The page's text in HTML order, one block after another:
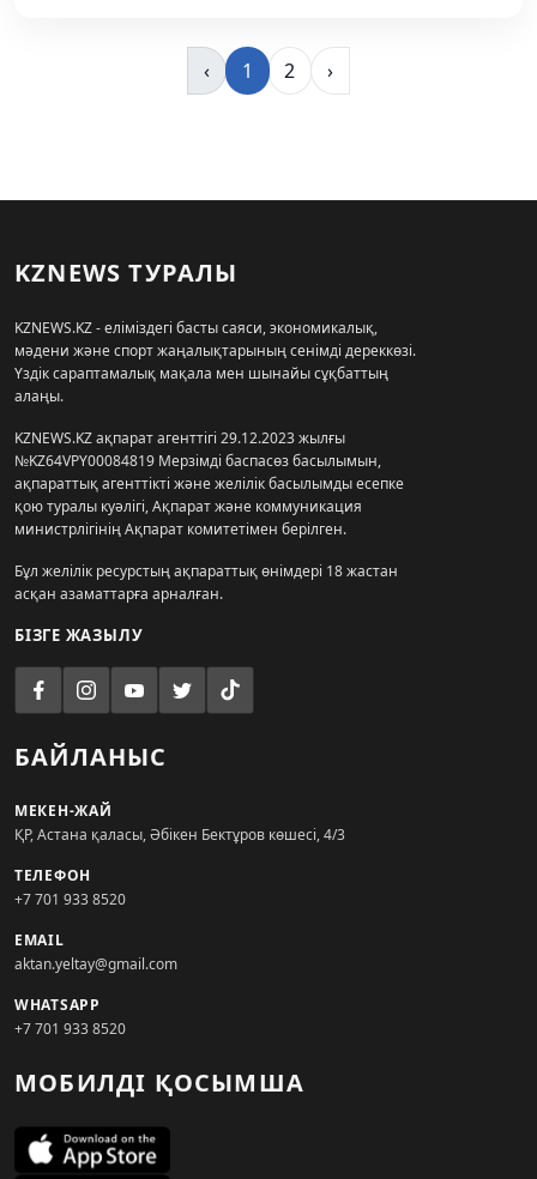
‹ 1 2 ›
KZNEWS ТУРАЛЫ
KZNEWS.KZ - еліміздегі басты саяси, экономикалық,
мәдени және спорт жаңалықтарының сенімді дереккөзі.
Үздік сараптамалық мақала мен шынайы сұқбаттың
алаңы.
KZNEWS.KZ ақпарат агенттігі 29.12.2023 жылғы
№KZ64VPY00084819 Мерзімді баспасөз басылымын,
ақпараттық агенттікті және желілік басылымды есепке
қою туралы куәлігі, Ақпарат және коммуникация
министрлігінің Ақпарат комитетімен берілген.
Бұл желілік ресурстың ақпараттық өнімдері 18 жастан
асқан азаматтарға арналған.
БІЗГЕ ЖАЗЫЛУ
БАЙЛАНЫС
МЕКЕН-ЖАЙ
ҚР, Астана қаласы, Әбікен Бектұров көшесі, 4/3
ТЕЛЕФОН
+7 701 933 8520
EMAIL
aktan.yeltay@gmail.com
WHATSAPP
+7 701 933 8520
МОБИЛДІ ҚОСЫМША